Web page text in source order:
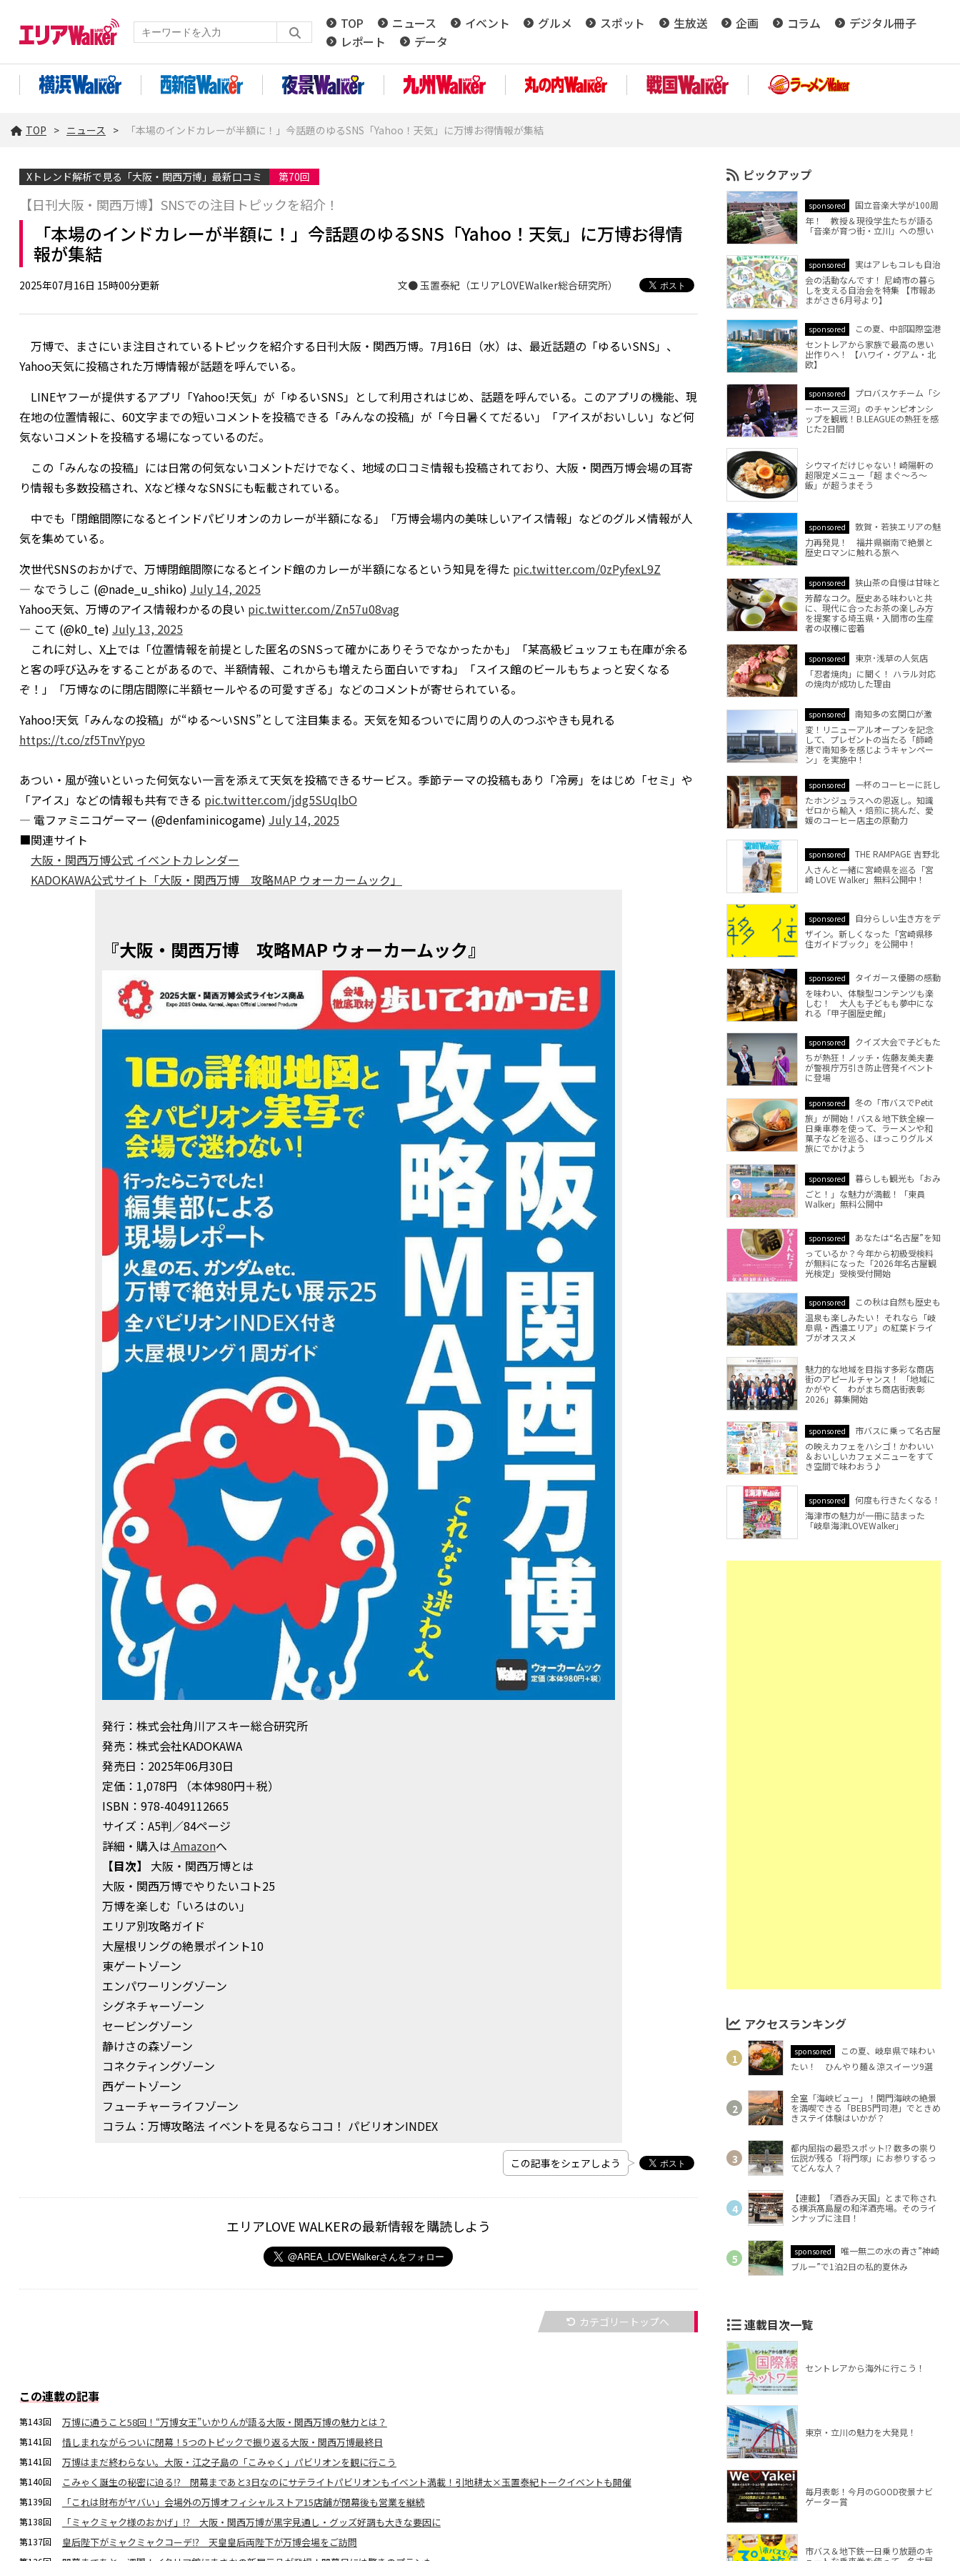
TOP ニュース イベント グルメ スポット 生放送 企画 コラム
デジタル冊子
レポート
データ
TOP ニュース 「本場のインドカレーが半額に！」今話題のゆるSNS「Yahoo！天気」に万博お得情報が集結
Xトレンド解析で見る「大阪・関西万博」最新口コミ 第70回
【日刊大阪・関西万博】SNSでの注目トピックを紹介！
「本場のインドカレーが半額に！」今話題のゆるSNS「Yahoo！天気」に万博お得情
報が集結
2025年07月16日 15時00分更新 文● 玉置泰紀（エリアLOVEWalker総合研究所）
万博で、まさにいま注目されているトピックを紹介する日刊大阪・関西万博。7月16日（水）は、最近話題の「ゆるいSNS」、
Yahoo天気に投稿された万博情報が話題を呼んでいる。
LINEヤフーが提供するアプリ「Yahoo!天気」が「ゆるいSNS」として利用されはじめ、話題を呼んでいる。このアプリの機能、現
在地の位置情報に、60文字までの短いコメントを投稿できる「みんなの投稿」が「今日暑くてだるい」「アイスがおいしい」など何
気ないコメントを投稿する場になっているのだ。
この「みんなの投稿」には日常の何気ないコメントだけでなく、地域の口コミ情報も投稿されており、大阪・関西万博会場の耳寄
り情報も多数投稿され、Xなど様々なSNSにも転載されている。
中でも「閉館間際になるとインドパビリオンのカレーが半額になる」「万博会場内の美味しいアイス情報」などのグルメ情報が人
気を集めている。
次世代SNSのおかげで、万博閉館間際になるとインド館のカレーが半額になるという知見を得た pic.twitter.com/0zPyfexL9Z
— なでうしこ (@nade_u_shiko) July 14, 2025
Yahoo天気、万博のアイス情報わかるの良い pic.twitter.com/Zn57u08vag
— こて (@k0_te) July 13, 2025
これに対し、X上では「位置情報を前提とした匿名のSNSって確かにありそうでなかったかも」「某高級ビュッフェも在庫が余る
と客の呼び込みをすることがあるので、半額情報、これからも増えたら面白いですね」「スイス館のビールもちょっと安くなる
ぞ！」「万博なのに閉店間際に半額セールやるの可愛すぎる」などのコメントが寄せられている。
Yahoo!天気「みんなの投稿」が“ゆる～いSNS”として注目集まる。天気を知るついでに周りの人のつぶやきも見れる
https://t.co/zf5TnvYpyo
あつい・風が強いといった何気ない一言を添えて天気を投稿できるサービス。季節テーマの投稿もあり「冷房」をはじめ「セミ」や
「アイス」などの情報も共有できる pic.twitter.com/jdg5SUqlbO
— 電ファミニコゲーマー (@denfaminicogame) July 14, 2025
■関連サイト
大阪・関西万博公式 イベントカレンダー
KADOKAWA公式サイト「大阪・関西万博 攻略MAP ウォーカームック」
『大阪・関西万博 攻略MAP ウォーカームック』
発行：株式会社角川アスキー総合研究所
発売：株式会社KADOKAWA
発売日：2025年06月30日
定価：1,078円 （本体980円＋税）
ISBN：978-4049112665
サイズ：A5判／84ページ
詳細・購入は Amazonへ
【目次】
大阪・関西万博とは
大阪・関西万博でやりたいコト25
万博を楽しむ「いろはのい」
エリア別攻略ガイド
大屋根リングの絶景ポイント10
東ゲートゾーン
エンパワーリングゾーン
シグネチャーゾーン
セービングゾーン
静けさの森ゾーン
コネクティングゾーン
西ゲートゾーン
フューチャーライフゾーン
コラム：万博攻略法 イベントを見るならココ！ パビリオンINDEX
この記事をシェアしよう
エリアLOVE WALKERの最新情報を購読しよう
カテゴリートップへ
この連載の記事
第143回 万博に通うこと58回！“万博女王”いかりんが語る大阪・関西万博の魅力とは？
第141回 惜しまれながらついに閉幕！5つのトピックで振り返る大阪・関西万博最終日
第141回 万博はまだ終わらない。大阪・江之子島の「こみゃく」パビリオンを観に行こう
第140回 こみゃく誕生の秘密に迫る⁉ 閉幕まであと3日なのにサテライトパビリオンもイベント満載！引地耕太×玉置泰紀トークイベントも開催
第139回 「これは財布がヤバい」会場外の万博オフィシャルストア15店舗が閉幕後も営業を継続
第138回 「ミャクミャク様のおかげ」⁉ 大阪・関西万博が黒字見通し・グッズ好調も大きな要因に
第137回 皇后陛下がミャクミャクコーデ⁉ 天皇皇后両陛下が万博会場をご訪問
ピックアップ
sponsored
国立音楽大学が100周
年！ 教授＆現役学生たちが語る
「音楽が育つ街・立川」への想い
sponsored
実はアレもコレも自治
会の活動なんです！ 尼崎市の暮ら
しを支える自治会を特集 【市報あ
まがさき6月号より】
sponsored
この夏、中部国際空港
セントレアから家族で最高の思い
出作りへ！ 【ハワイ・グアム・北
欧】
sponsored
プロバスケチーム「シ
ーホース三河」のチャンピオンシ
ップを観戦！B.LEAGUEの熱狂を感
じた2日間
シウマイだけじゃない！崎陽軒の
超限定メニュー「超 まぐ～ろ～
飯」が超うまそう
sponsored
敦賀・若狭エリアの魅
力再発見！ 福井県嶺南で絶景と
歴史ロマンに触れる旅へ
sponsored
狭山茶の自慢は甘味と
芳醇なコク。歴史ある味わいと共
に、現代に合ったお茶の楽しみ方
を提案する埼玉県・入間市の生産
者の収穫に密着
sponsored
東京･浅草の人気店
「忍者焼肉」に聞く！ ハラル対応
の焼肉が成功した理由
sponsored
南知多の玄関口が激
変！リニューアルオープンを記念
して、プレゼントの当たる「師崎
港で南知多を感じようキャンペー
ン」を実施中！
sponsored
一杯のコーヒーに託し
たホンジュラスへの恩返し。知識
ゼロから輸入・焙煎に挑んだ、愛
媛のコーヒー店主の原動力
sponsored
THE RAMPAGE 吉野北
人さんと一緒に宮崎県を巡る「宮
崎 LOVE Walker」無料公開中！
sponsored
自分らしい生き方をデ
ザイン。新しくなった「宮崎県移
住ガイドブック」を公開中！
sponsored
タイガース優勝の感動
を味わい、体験型コンテンツも楽
しむ！ 大人も子どもも夢中にな
れる「甲子園歴史館」
sponsored
クイズ大会で子どもた
ちが熱狂！ノッチ・佐藤友美夫妻
が警視庁万引き防止啓発イベント
に登場
sponsored
冬の「市バスでPetit
旅」が開始！バス＆地下鉄全線一
日乗車券を使って、ラーメンや和
菓子などを巡る、ほっこりグルメ
旅にでかけよう
sponsored
暮らしも観光も「おみ
ごと！」な魅力が満載！「東員
Walker」無料公開中
sponsored
あなたは“名古屋”を知
っているか？今年から初級受検料
が無料になった「2026年名古屋観
光検定」受検受付開始
sponsored
この秋は自然も歴史も
温泉も楽しみたい！ それなら「岐
阜県・西濃エリア」の紅葉ドライ
ブがオススメ
魅力的な地域を目指す多彩な商店
街のアピールチャンス！ 「地域に
かがやく わがまち商店街表彰
2026」募集開始
sponsored
市バスに乗って名古屋
の映えカフェをハシゴ！かわいい
＆おいしいカフェメニューをすて
き空間で味わおう♪
sponsored
何度も行きたくなる！
海津市の魅力が一冊に詰まった
「岐阜海津LOVEWalker」
アクセスランキング
sponsored
この夏、岐阜県で味わい
たい！ ひんやり麺＆涼スイーツ9選
全室「海峡ビュー」！関門海峡の絶景
を満喫できる「BEB5門司港」でときめ
きステイ体験はいかが？
都内屈指の最恐スポット⁉ 数多の祟り
伝説が残る「将門塚」にお参りするっ
てどんな人？
【連載】「酒呑み天国」とまで称され
る横浜髙島屋の和洋酒売場。そのライ
ンナップに注目！
sponsored
唯一無二の水の青さ”神崎
ブルー”で1泊2日の私的夏休み
連載目次一覧
セントレアから海外に行こう！
東京・立川の魅力を大発見！
毎月表彰！今月のGOOD夜景ナビ
ゲーター賞
市バス＆地下鉄一日乗り放題のキ